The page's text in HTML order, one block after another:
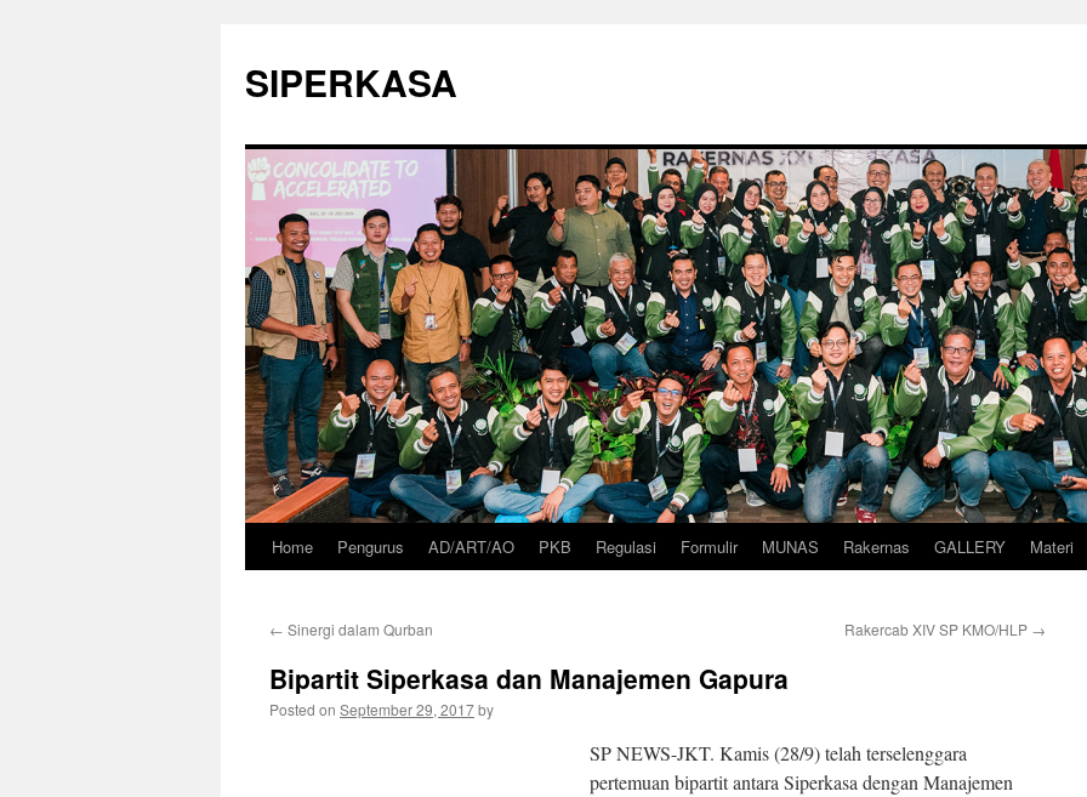
SIPERKASA
Skip
content
Home Pengurus AD/ART/AO PKB Regulasi Formulir MUNAS Rakernas GALLERY Materi
← Sinergi dalam Qurban Rakercab XIV SP KMO/HLP →
Bipartit Siperkasa dan Manajemen Gapura
Posted on September 29, 2017by
SP NEWS-JKT. Kamis (28/9) telah terselenggara
pertemuan bipartit antara Siperkasa dengan Manajemen